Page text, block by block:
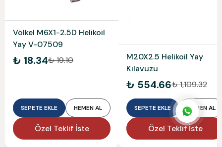
Völkel M6X1-2.5D Helikoil
Yay V-07509
₺ 18.34₺ 19.10
SEPETE EKLE HEMEN AL
Özel Teklif İste
M20X2.5 Helikoil Yay
Kılavuzu
₺ 554.66₺ 1,109.32
SEPETE EKLE HEMEN AL
Özel Teklif İste